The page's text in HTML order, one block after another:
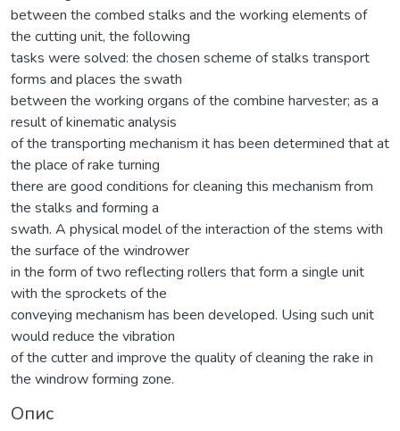
between the combed stalks and the working elements of
the cutting unit, the following
tasks were solved: the chosen scheme of stalks transport
forms and places the swath
between the working organs of the combine harvester; as a
result of kinematic analysis
of the transporting mechanism it has been determined that at
the place of rake turning
there are good conditions for cleaning this mechanism from
the stalks and forming a
swath. A physical model of the interaction of the stems with
the surface of the windrower
in the form of two reflecting rollers that form a single unit
with the sprockets of the
conveying mechanism has been developed. Using such unit
would reduce the vibration
of the cutter and improve the quality of cleaning the rake in
the windrow forming zone.
Опис